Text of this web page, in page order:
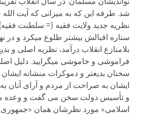
شد. طرفه این که به میزانی که آیت
نظریه جدید ولایت فقیه (= سلطنت
ستاره اقبالش بیشتر طلوع می­کرد و در
بلامنازع انقلاب درآمد، نظریه اصلی و
فراموشی و خاموشی می­گرایید. دلیل
سخنان بدیع­تر و دموکرات منشانه
ایشان به صراحت از مردم و آرای آنان
و تأسیس دولت سخن می گفت و وعده
اسلامی» مورد نظرشان همان «جمهوری